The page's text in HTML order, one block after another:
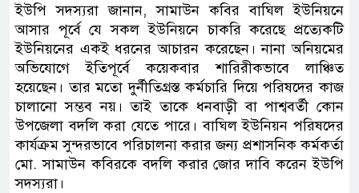
ইউপি সদস্যরা জানান, সামাউন কবির বাঘিল ইউনিয়নে
আসার পূর্বে যে সকল ইউনিয়নে চাকরি করেছে প্রত্যেকটি
ইউনিয়নের একই ধরনের আচারন করেছেন। নানা অনিয়মের
অভিযোগে ইতিপূর্বে কয়েকবার শারিরীকভাবে লাঞ্চিত
হয়েছেন। তার মতো দুর্নীতিগ্রস্ত কর্মচারি দিয়ে পরিষদের কাজ
চালানো সম্ভব নয়। তাই তাকে ধনবাড়ী বা পাশ্ববর্তী কোন
উপজেলা বদলি করা যেতে পারে। বাঘিল ইউনিয়ন পরিষদের
কার্যক্রম সুন্দরভাবে পরিচালনা করার জন্য প্রশাসনিক কর্মকর্তা
মো. সামাউন কবিরকে বদলি করার জোর দাবি করেন ইউপি
সদস্যরা।